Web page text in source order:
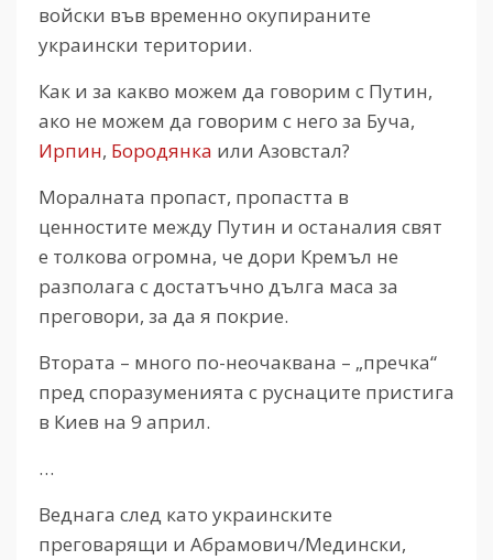
войски във временно окупираните
украински територии.
Как и за какво можем да говорим с Путин,
ако не можем да говорим с него за Буча,
Ирпин, Бородянка или Азовстал?
Моралната пропаст, пропастта в
ценностите между Путин и останалия свят
е толкова огромна, че дори Кремъл не
разполага с достатъчно дълга маса за
преговори, за да я покрие.
Втората – много по-неочаквана – „пречка“
пред споразуменията с руснаците пристига
в Киев на 9 април.
…
Веднага след като украинските
преговарящи и Абрамович/Медински,